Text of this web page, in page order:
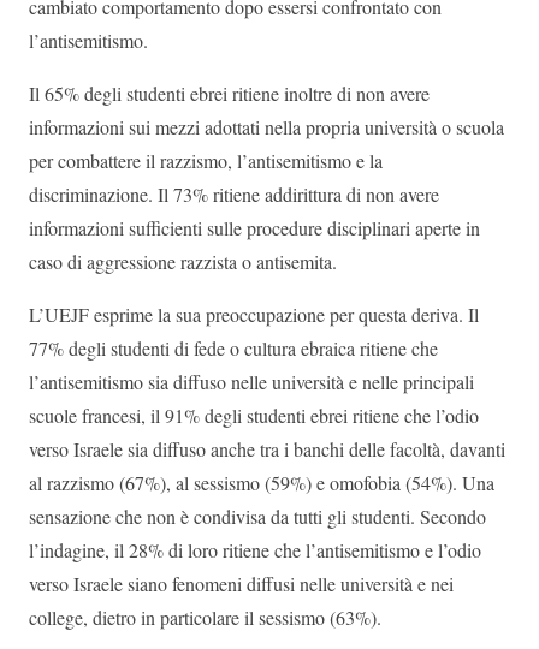
cambiato comportamento dopo essersi confrontato con
l’antisemitismo.
Il 65% degli studenti ebrei ritiene inoltre di non avere
informazioni sui mezzi adottati nella propria università o scuola
per combattere il razzismo, l’antisemitismo e la
discriminazione. Il 73% ritiene addirittura di non avere
informazioni sufficienti sulle procedure disciplinari aperte in
caso di aggressione razzista o antisemita.
L’UEJF esprime la sua preoccupazione per questa deriva. Il
77% degli studenti di fede o cultura ebraica ritiene che
l’antisemitismo sia diffuso nelle università e nelle principali
scuole francesi, il 91% degli studenti ebrei ritiene che l’odio
verso Israele sia diffuso anche tra i banchi delle facoltà, davanti
al razzismo (67%), al sessismo (59%) e omofobia (54%). Una
sensazione che non è condivisa da tutti gli studenti. Secondo
l’indagine, il 28% di loro ritiene che l’antisemitismo e l’odio
verso Israele siano fenomeni diffusi nelle università e nei
college, dietro in particolare il sessismo (63%).